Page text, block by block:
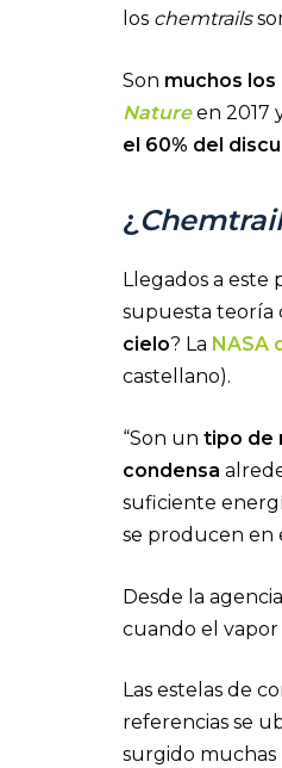
los chemtrails
Son muchos
Natureen 2017
el 60% del
¿
Llegados a
supuesta teoría
cielo? La NASA
castellano).
“Son un tipo de
condensa
suficiente
se producen en
Desde la
cuando el vapor
Las estelas de
referencias se
surgido muchas